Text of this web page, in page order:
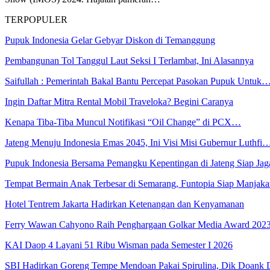
TERPOPULER
Pupuk Indonesia Gelar Gebyar Diskon di Temanggung
Pembangunan Tol Tanggul Laut Seksi I Terlambat, Ini Alasannya
Saifullah : Pemerintah Bakal Bantu Percepat Pasokan Pupuk Untuk…
Ingin Daftar Mitra Rental Mobil Traveloka? Begini Caranya
Kenapa Tiba-Tiba Muncul Notifikasi “Oil Change” di PCX…
Jateng Menuju Indonesia Emas 2045, Ini Visi Misi Gubernur
Pupuk Indonesia Bersama Pemangku Kepentingan di Jateng Siap
Tempat Bermain Anak Terbesar di Semarang, Funtopia Siap
Hotel Tentrem Jakarta Hadirkan Ketenangan dan Kenyamanan
Ferry Wawan Cahyono Raih Penghargaan Golkar Media Award
KAI Daop 4 Layani 51 Ribu Wisman pada Semester I 2026
SBI Hadirkan Goreng Tempe Mendoan Pakai Spirulina, Dik Doank